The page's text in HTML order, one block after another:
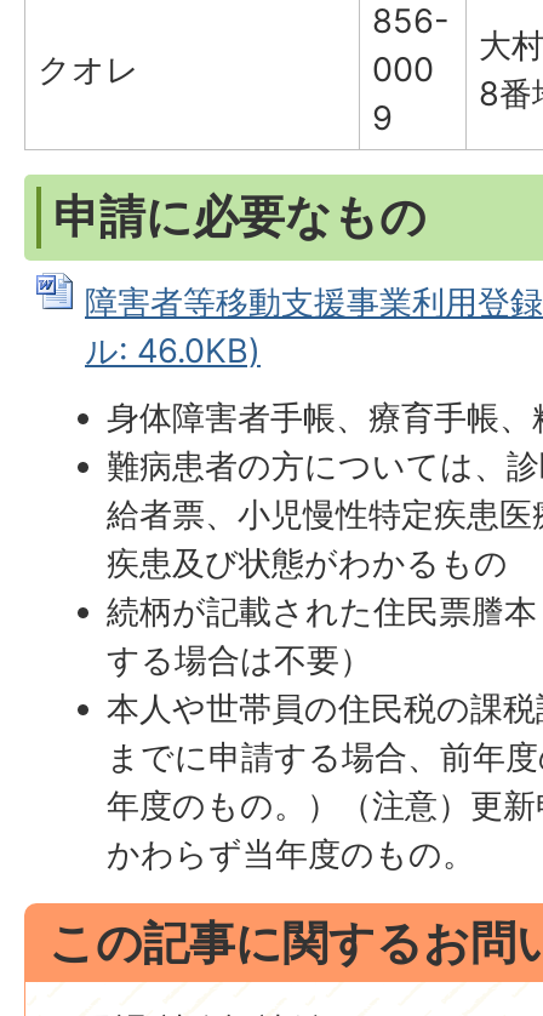
クオレ
856-
000
9
大
8番
申請に必要なもの
障害者等移動支援事業利用登
ル: 46.0KB)
身体障害者手帳、療育手帳、
難病患者の方については、
給者票、小児慢性特定疾患
疾患及び状態がわかるもの
続柄が記載された住民票謄
する場合は不要）
本人や世帯員の住民税の課
までに申請する場合、前年
年度のもの。）（注意）更
かわらず当年度のもの。
この記事に関するお問